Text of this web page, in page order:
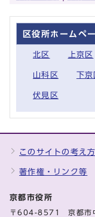
区役所ホームペ
北区 上京区
山科区 下京
伏見区
このサイトの考え方
著作権・リンク等
京都市役所
〒604-8571 京都市